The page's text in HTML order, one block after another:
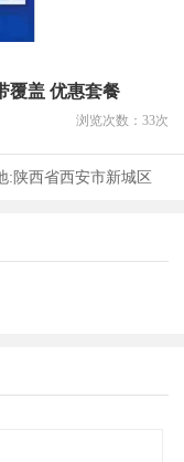
覆盖 优惠套餐
浏览次数： 33次
:陕西省西安市新城区